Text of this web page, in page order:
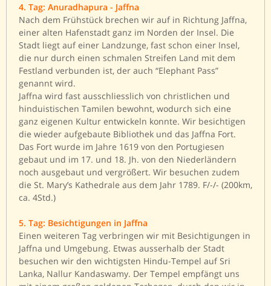
4. Tag: Anuradhapura - Jaffna
Nach dem Frühstück brechen wir auf in Richtung Jaffna,
einer alten Hafenstadt ganz im Norden der Insel. Die
Stadt liegt auf einer Landzunge, fast schon einer Insel,
die nur durch einen schmalen Streifen Land mit dem
Festland verbunden ist, der auch “Elephant Pass”
genannt wird.
Jaffna wird fast ausschliesslich von christlichen und
hinduistischen Tamilen bewohnt, wodurch sich eine
ganz eigenen Kultur entwickeln konnte. Wir besichtigen
die wieder aufgebaute Bibliothek und das Jaffna Fort.
Das Fort wurde im Jahre 1619 von den Portugiesen
gebaut und im 17. und 18. Jh. von den Niederländern
noch ausgebaut und vergrößert. Wir besuchen zudem
die St. Mary’s Kathedrale aus dem Jahr 1789. F/-/- (200km,
ca. 4Std.)
5. Tag: Besichtigungen in Jaffna
Einen weiteren Tag verbringen wir mit Besichtigungen in
Jaffna und Umgebung. Etwas ausserhalb der Stadt
besuchen wir den wichtigsten Hindu-Tempel auf Sri
Lanka, Nallur Kandaswamy. Der Tempel empfängt uns